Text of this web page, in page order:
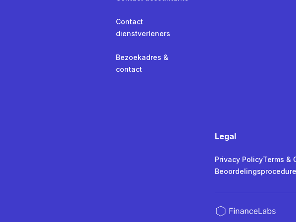
Contact
dienstverleners
Bezoekadres &
contact
Legal
Privacy PolicyTerms &
Beoordelingsprocedure